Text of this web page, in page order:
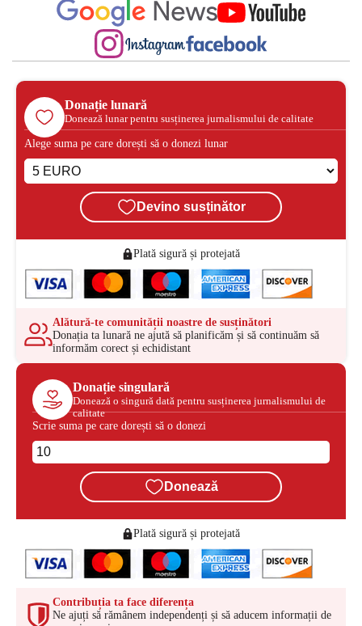
Donație lunară
Donează lunar pentru susținerea jurnalismului de calitate
Alege suma pe care dorești să o donezi lunar
Devino susținător
Plată sigură și protejată
Alătură-te comunității noastre de susținători
Donația ta lunară ne ajută să planificăm și să continuăm să
informăm corect și echidistant
Donație singulară
Donează o singură dată pentru susținerea jurnalismului de
calitate
Scrie suma pe care dorești să o donezi
Donează
Plată sigură și protejată
Contribuția ta face diferența
Ne ajuți să rămânem independenți și să aducem informații de